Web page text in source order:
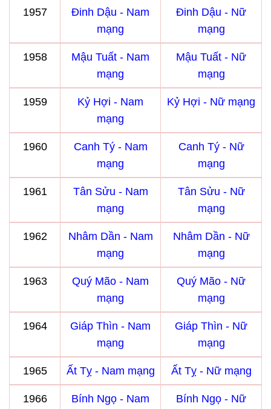
1957
Đinh Dậu - Nam
mạng
Đinh Dậu - Nữ
mạng
1958
Mậu Tuất - Nam
mạng
Mậu Tuất - Nữ
mạng
1959
Kỷ Hợi - Nam
mạng
Kỷ Hợi - Nữ mạng
1960
Canh Tý - Nam
mạng
Canh Tý - Nữ
mạng
1961
Tân Sửu - Nam
mạng
Tân Sửu - Nữ
mạng
1962
Nhâm Dần - Nam
mạng
Nhâm Dần - Nữ
mạng
1963
Quý Mão - Nam
mạng
Quý Mão - Nữ
mạng
1964
Giáp Thìn - Nam
mạng
Giáp Thìn - Nữ
mạng
1965 Ất Tỵ - Nam mạng Ất Tỵ - Nữ mạng
1966
Bính Ngọ - Nam
Bính Ngọ - Nữ